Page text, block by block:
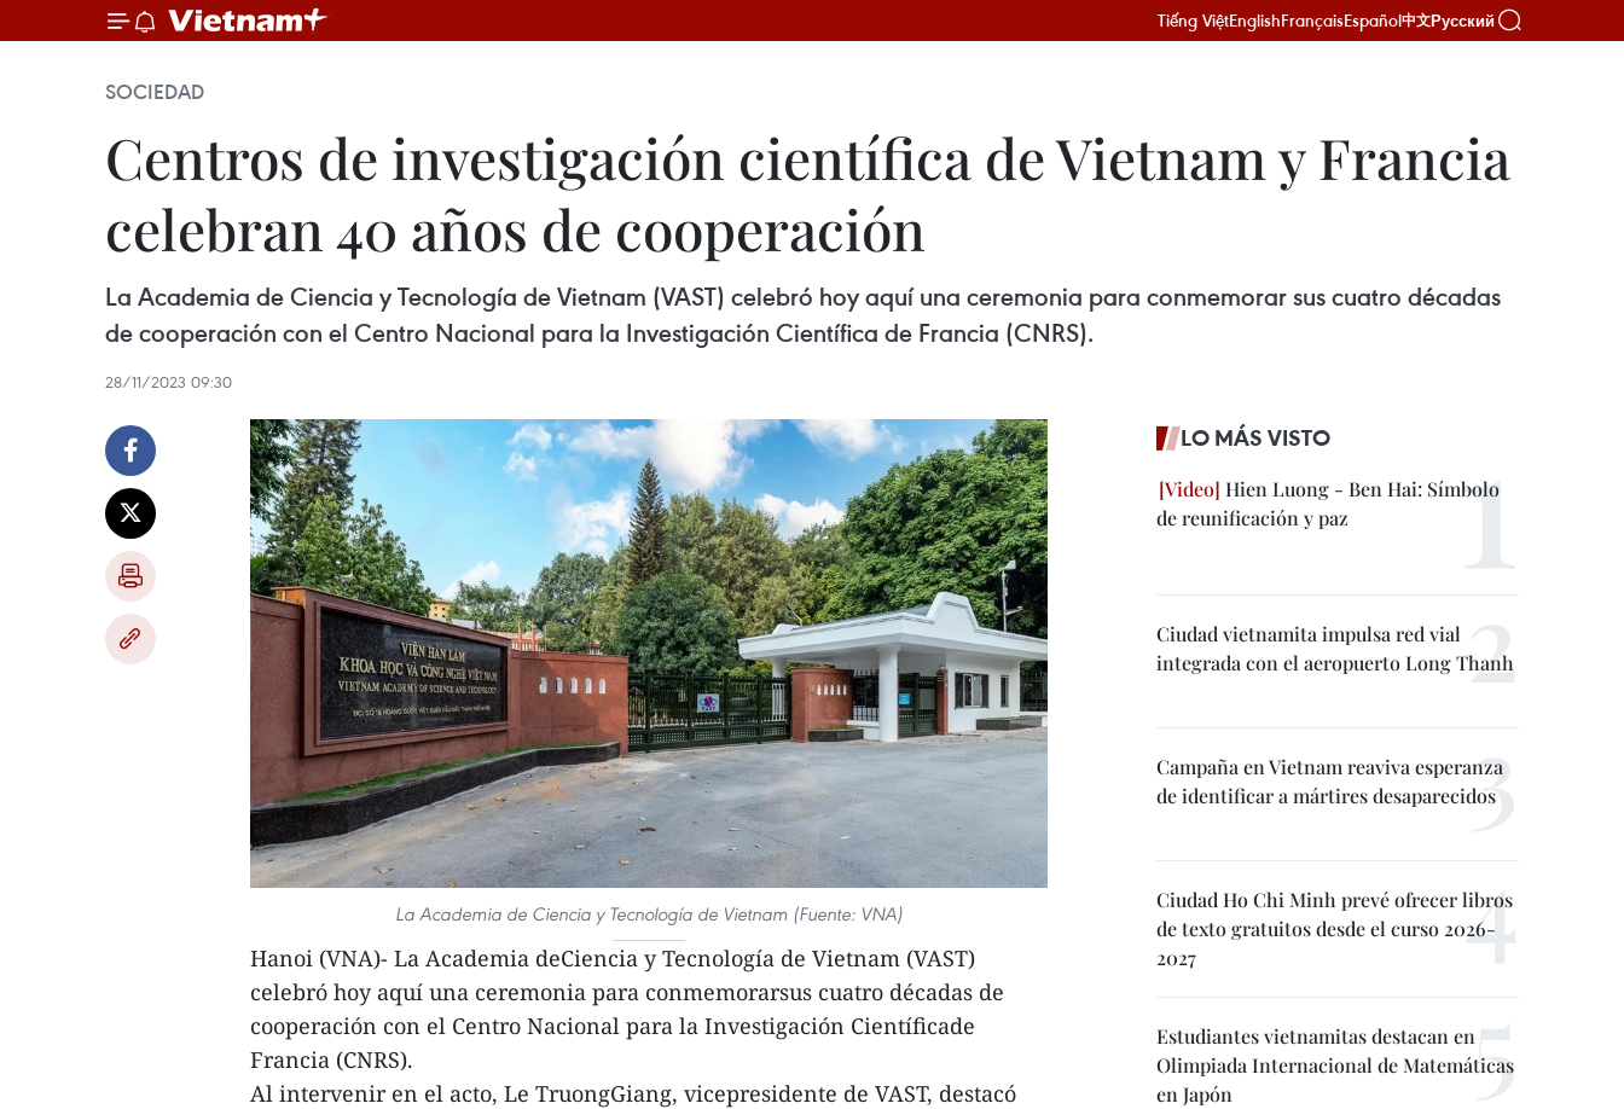
Tiếng ViệtEnglishFrançaisEspañol中文Русский
SOCIEDAD
Centros de investigación científica de Vietnam y Francia
celebran 40 años de cooperación
La Academia de Ciencia y Tecnología de Vietnam (VAST) celebró hoy aquí una ceremonia para conmemorar sus cuatro décadas
de cooperación con el Centro Nacional para la Investigación Científica de Francia (CNRS).
28/11/2023 09:30
La Academia de Ciencia y Tecnología de Vietnam (Fuente: VNA)
Hanoi (VNA)- La Academia deCiencia y Tecnología de Vietnam (VAST)
celebró hoy aquí una ceremonia para conmemorarsus cuatro décadas de
cooperación con el Centro Nacional para la Investigación Científicade
Francia (CNRS).
Al intervenir en el acto, Le TruongGiang, vicepresidente de VAST, destacó
LO MÁS VISTO
Hien Luong - Ben Hai: Símbolo
de reunificación y paz
Ciudad vietnamita impulsa red vial
integrada con el aeropuerto Long Thanh
Campaña en Vietnam reaviva esperanza
de identificar a mártires desaparecidos
Ciudad Ho Chi Minh prevé ofrecer libros
de texto gratuitos desde el curso 2026-
2027
Estudiantes vietnamitas destacan en
Olimpiada Internacional de Matemáticas
en Japón